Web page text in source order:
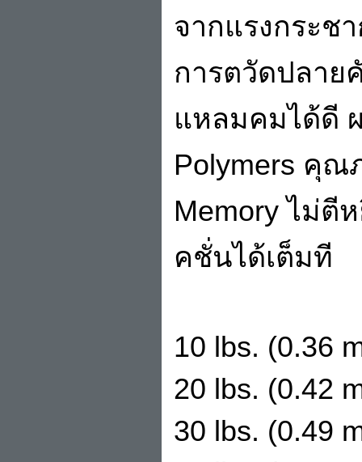
จากแรงกระช
การตวัดปลา
แหลมคมได้ดี
Polymers คุณ
Memory ไม่ตี
คชั่นได้เต็มที
10 lbs. (0.36
20 lbs. (0.42
30 lbs. (0.49